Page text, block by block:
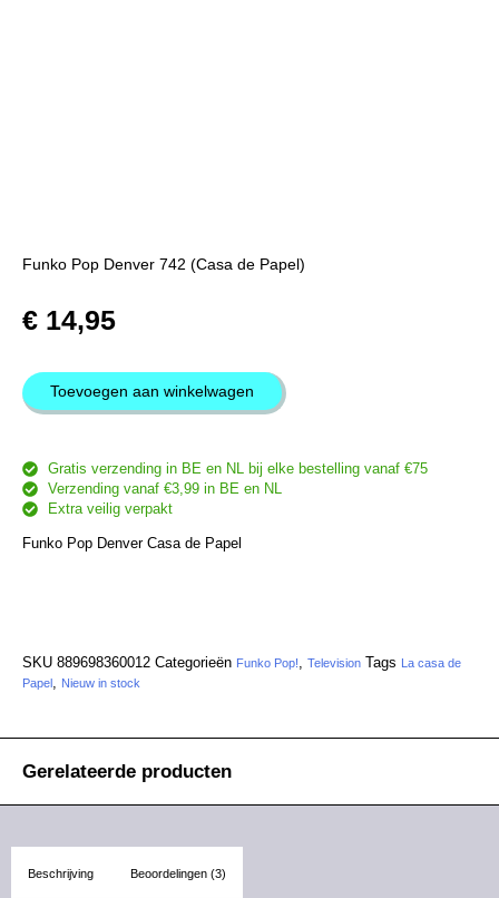
Funko Pop Denver 742 (Casa de Papel)
€ 14,95
Toevoegen aan winkelwagen
Gratis verzending in BE en NL bij elke bestelling vanaf €75
Verzending vanaf €3,99 in BE en NL
Extra veilig verpakt
Funko Pop Denver Casa de Papel
SKU 889698360012 Categorieën Funko Pop!, Television Tags La casa de
Papel , Nieuw in stock
Gerelateerde producten
Beschrijving Beoordelingen (3)